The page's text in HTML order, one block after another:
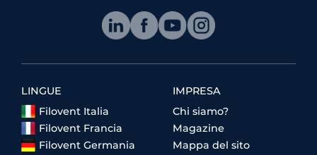
LINGUE
Filovent Italia
Filovent Francia
Filovent Germania
IMPRESA
Chi siamo?
Magazine
Mappa del sito